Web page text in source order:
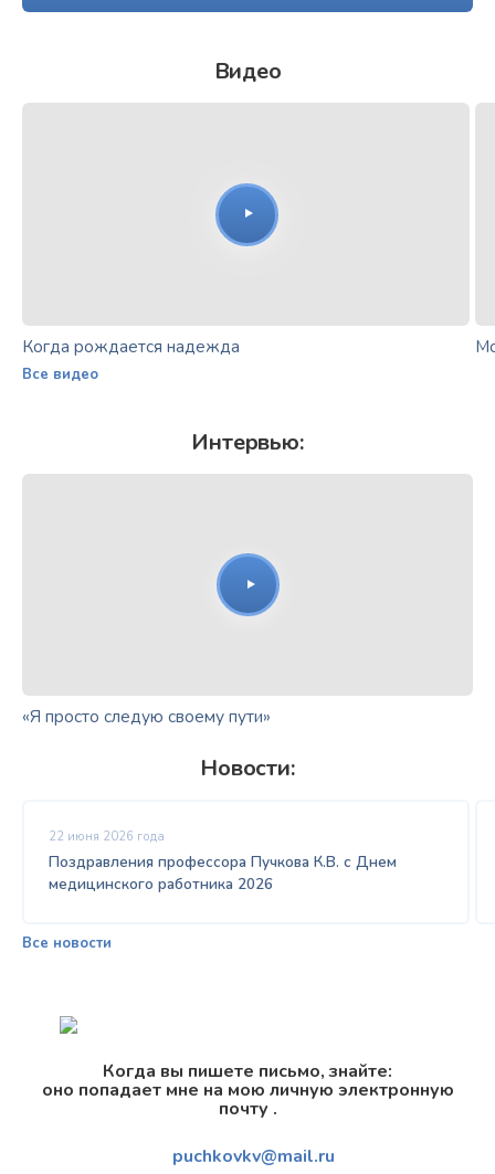
Видео
Когда рождается надежда
Все видео
Интервью:
«Я просто следую своему пути»
Новости:
22 июня 2026 года
Поздравления профессора Пучкова К.В. с Днем
медицинского работника 2026
Все новости
Когда вы пишете письмо, знайте:
оно попадает мне на мою личную электронную
почту .
puchkovkv@mail.ru